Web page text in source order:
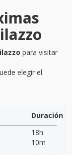
para visitar
elegir el
Duración
18h
10m